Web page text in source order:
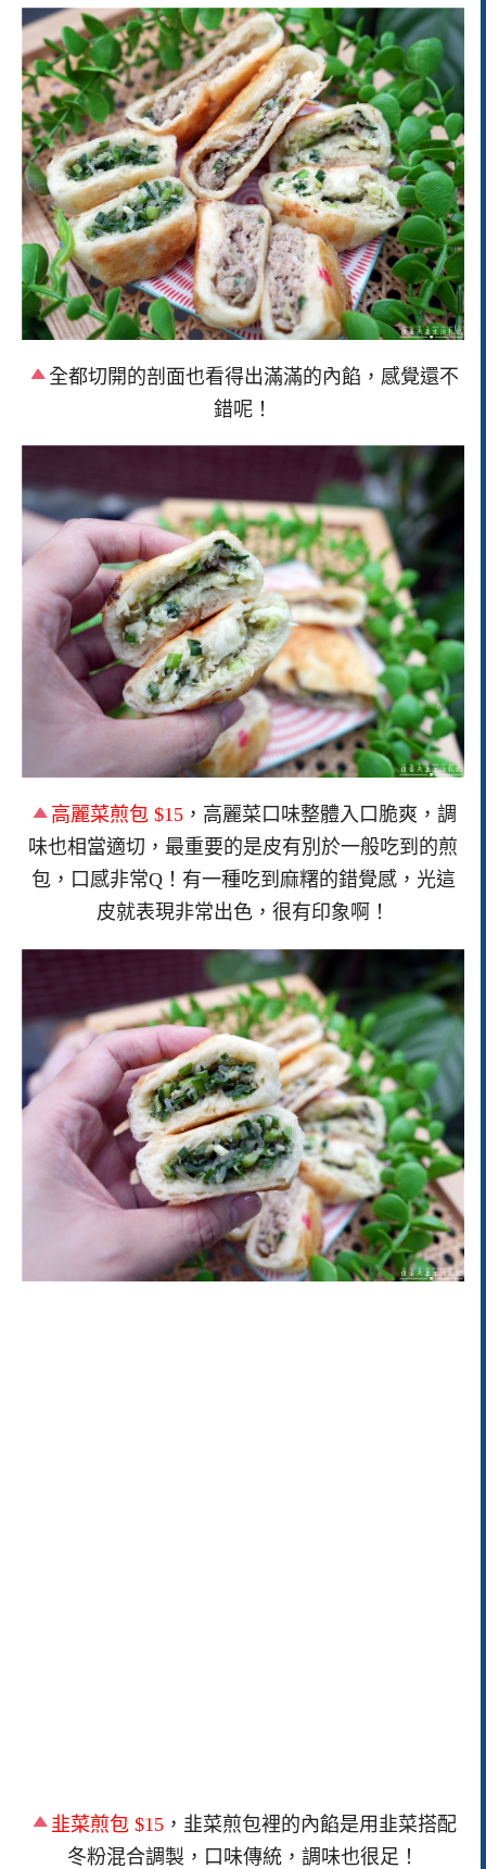
全都切開的剖面也看得出滿滿的內餡，感覺還不
錯呢！
高麗菜煎包 $15 ，高麗菜口味整體入口脆爽，調
味也相當適切，最重要的是皮有別於一般吃到的煎
包，口感非常Q！有一種吃到麻糬的錯覺感，光這
皮就表現非常出色，很有印象啊！
韭菜煎包 $15 ，韭菜煎包裡的內餡是用韭菜搭配
冬粉混合調製，口味傳統，調味也很足！